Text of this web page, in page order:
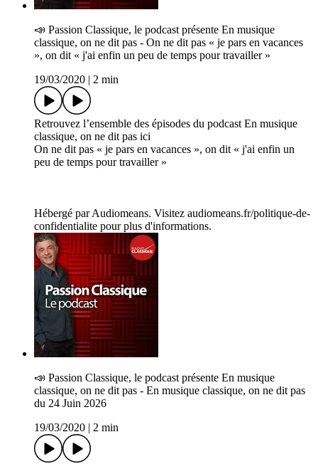
📣 P­assion Classique, le podcast présente En musique
classique, on ne dit pas - On ne dit pas « je pars en vacances
», on dit « j'ai enfin un peu de temps pour travailler »
19/03/2020 | 2 min
Retrouvez l’ensemble des épisodes du podcast En musique
classique, on ne dit pas ici
On ne dit pas « je pars en vacances », on dit « j'ai enfin un
peu de temps pour travailler »
Hébergé par Audiomeans. Visitez audiomeans.fr/politique-de-
confidentialite pour plus d'informations.
📣 P­assion Classique, le podcast présente En musique
classique, on ne dit pas - En musique classique, on ne dit pas
du 24 Juin 2026
19/03/2020 | 2 min